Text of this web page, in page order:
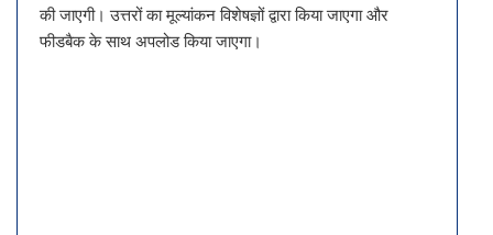
की जाएगी। उत्तरों का मूल्यांकन विशेषज्ञों द्वारा किया जाएगा और
फीडबैक के साथ अपलोड किया जाएगा।